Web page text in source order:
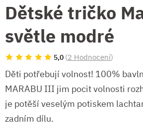
Dětské tričko
světle modré
5,0 (2 Hodnocení)
Děti potřebují volnost! 100%
MARABU III jim pocit volnosti
je potěší veselým potiskem
zadním dílu.